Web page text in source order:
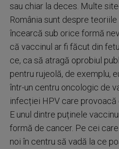
sau chiar la deces. Multe
România sunt despre
încearcă sub orice formă
că vaccinul ar fi făcut din
ce, ca să atragă oprobiul
pentru rujeolă, de exemplu,
într-un centru oncologic de
infecției HPV care provoacă
E unul dintre puținele
formă de cancer. Pe cei
noi în centru să vadă la ce